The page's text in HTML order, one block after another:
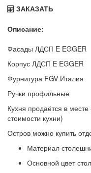
ЗАКАЗАТЬ
Описание:
Фасады ЛДСП E EGGER
Корпус ЛДСП E EGGER
Фурнитура FGV Италия
Ручки профильные
Кухня продаётся в
стоимости кухни)
Остров можно купить
Материал
Основной цвет